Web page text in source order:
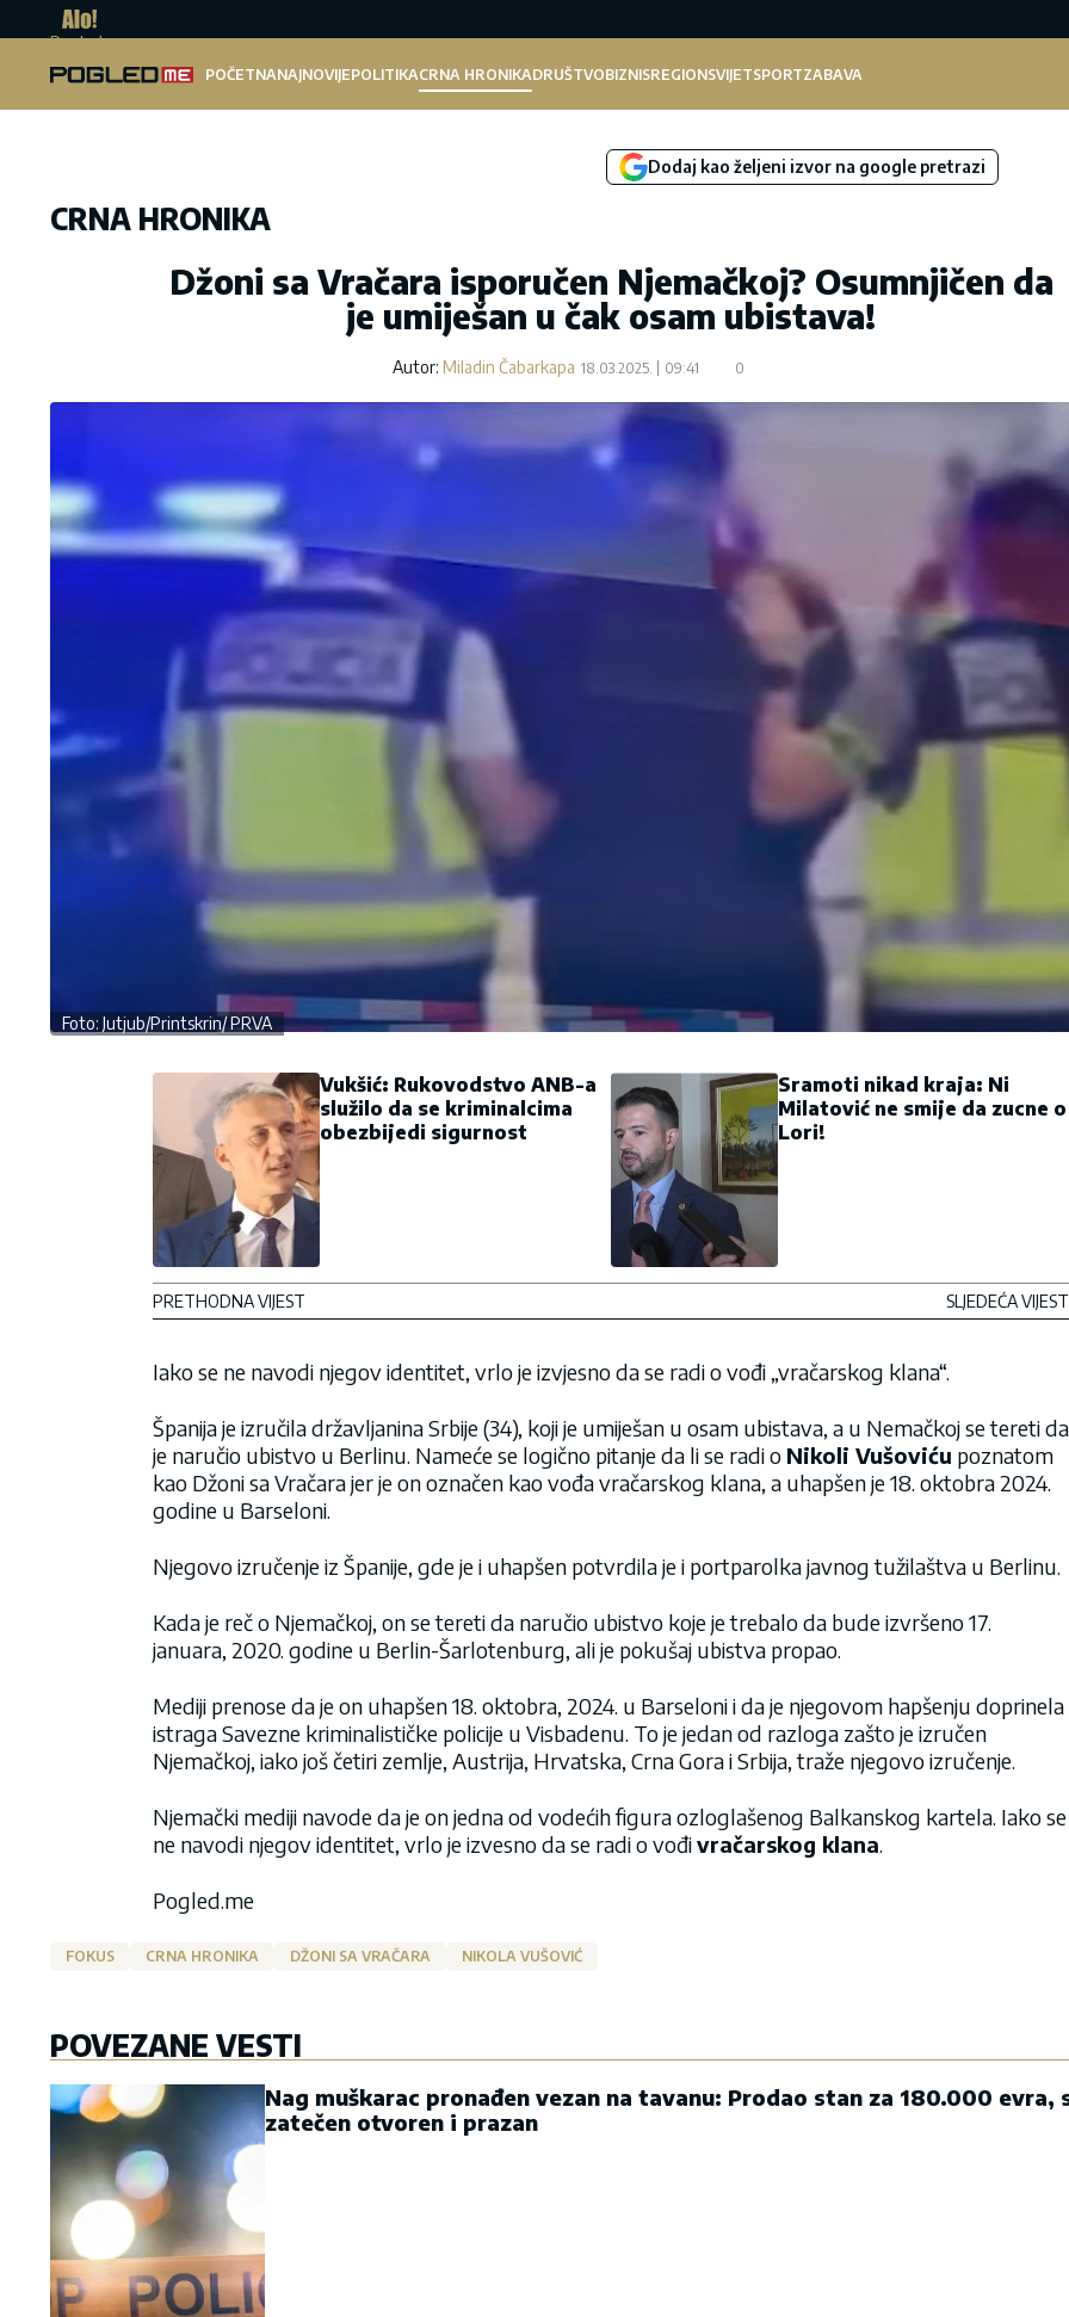
Pogled.me
POČETNANAJNOVIJEPOLITIKACRNA HRONIKADRUŠTVOBIZNISREGIONSVIJETSPORTZABAVA
Dodaj kao željeni izvor na google pretrazi
CRNA HRONIKA
Džoni sa Vračara isporučen Njemačkoj? Osumnjičen da
je umiješan u čak osam ubistava!
Autor: Miladin Čabarkapa 18.03.2025. 09:41 0
Foto: Jutjub/Printskrin/ PRVA
Vukšić: Rukovodstvo ANB-a
služilo da se kriminalcima
obezbijedi sigurnost
PRETHODNA VIJEST
Sramoti nikad kraja: Ni
Milatović ne smije da zucne o
Lori!
SLJEDEĆA VIJEST
Iako se ne navodi njegov identitet, vrlo je izvjesno da se radi o vođi „vračarskog klana“.
Španija je izručila državljanina Srbije (34), koji je umiješan u osam ubistava, a u Nemačkoj se tereti da
je naručio ubistvo u Berlinu. Nameće se logično pitanje da li se radi o Nikoli Vušoviću poznatom
kao Džoni sa Vračara jer je on označen kao vođa vračarskog klana, a uhapšen je 18. oktobra 2024.
godine u Barseloni.
Njegovo izručenje iz Španije, gde je i uhapšen potvrdila je i portparolka javnog tužilaštva u Berlinu.
Kada je reč o Njemačkoj, on se tereti da naručio ubistvo koje je trebalo da bude izvršeno 17.
januara, 2020. godine u Berlin-Šarlotenburg, ali je pokušaj ubistva propao.
Mediji prenose da je on uhapšen 18. oktobra, 2024. u Barseloni i da je njegovom hapšenju doprinela
istraga Savezne kriminalističke policije u Visbadenu. To je jedan od razloga zašto je izručen
Njemačkoj, iako još četiri zemlje, Austrija, Hrvatska, Crna Gora i Srbija, traže njegovo izručenje.
Njemački mediji navode da je on jedna od vodećih figura ozloglašenog Balkanskog kartela. Iako se
ne navodi njegov identitet, vrlo je izvesno da se radi o vođivračarskog klana.
Pogled.me
FOKUS CRNA HRONIKA DŽONI SA VRAČARA NIKOLA VUŠOVIĆ
POVEZANE VESTI
Nag muškarac pronađen vezan na tavanu: Prodao stan za 180.000 evra,
zatečen otvoren i prazan